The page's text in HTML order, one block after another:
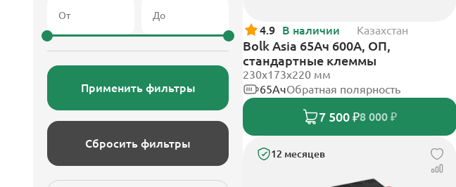
Применить фильтры
Сбросить фильтры
4.9 В наличии Казахстан
Bolk Asia 65Ач 600А, ОП,
стандартные клеммы
230x173x220 мм
65АчОбратная полярность
7 500 ₽8 000 ₽
12 месяцев